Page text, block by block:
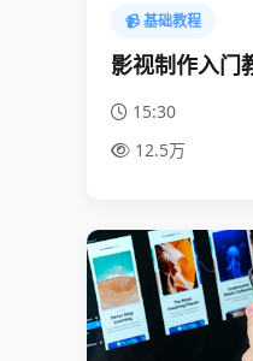
📹 基础教程
影视制作入门
15:30
12.5万